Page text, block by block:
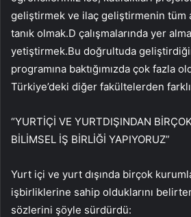
geliştirmek ve ilaç geliştirmenin tüm
tanık olmak.D çalışmalarında yer
yetiştirmek.Bu doğrultuda
programına baktığımızda çok fazla
Türkiye’deki diğer fakültelerden
“YURTİÇİ VE YURTDIŞINDAN
BİLİMSEL İŞ BİRLİĞİ YAPIYORUZ”
Yurt içi ve yurt dışında birçok
işbirliklerine sahip olduklarını
sözlerini şöyle sürdürdü: